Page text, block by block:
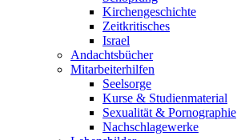
Kirchengeschichte
Zeitkritisches
Israel
Andachtsbücher
Mitarbeiterhilfen
Seelsorge
Kurse & Studienmaterial
Sexualität & Pornographie
Nachschlagewerke